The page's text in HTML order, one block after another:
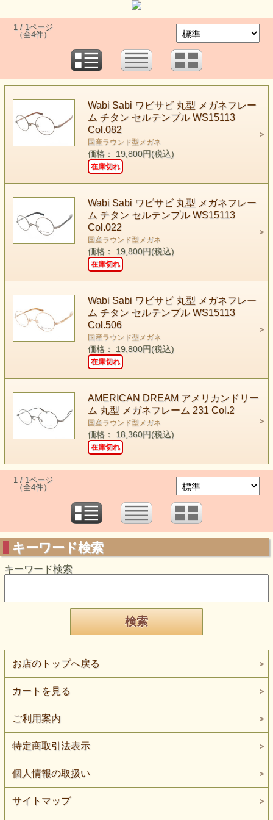
1 / 1ページ
（全4件）
Wabi Sabi ワビサビ 丸型 メガネフレー
ム チタン セルテンプル WS15113
Col.082
国産ラウンド型メガネ
価格： 19,800円(税込)
在庫切れ
Wabi Sabi ワビサビ 丸型 メガネフレー
ム チタン セルテンプル WS15113
Col.022
国産ラウンド型メガネ
価格： 19,800円(税込)
在庫切れ
Wabi Sabi ワビサビ 丸型 メガネフレー
ム チタン セルテンプル WS15113
Col.506
国産ラウンド型メガネ
価格： 19,800円(税込)
在庫切れ
AMERICAN DREAM アメリカンドリー
ム 丸型 メガネフレーム 231 Col.2
国産ラウンド型メガネ
価格： 18,360円(税込)
在庫切れ
1 / 1ページ
（全4件）
キーワード検索
キーワード検索
お店のトップへ戻る
カートを見る
ご利用案内
特定商取引法表示
個人情報の取扱い
サイトマップ